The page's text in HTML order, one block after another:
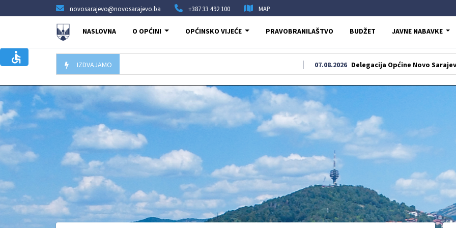
novosarajevo@novosarajevo.ba +387 33 492 100 MAP
NASLOVNA O OPĆINI OPĆINSKO VIJEĆE PRAVOBRANILAŠTVO BUDŽET JAVNE NABAVKE
IZDVAJAMO Delegacija Općine Novo Sarajevo odala